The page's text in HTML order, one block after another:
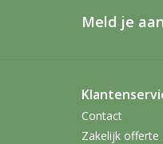
Meld je
Contact
Zakelijk offerte